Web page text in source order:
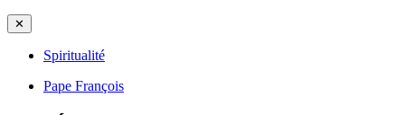
✕
Spiritualité
Pape François